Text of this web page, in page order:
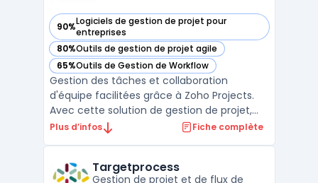
90%Logiciels de gestion de projet pour
entreprises
— voir Zoho Projects dans cette catégorie
80%Outils de gestion de projet agile
— voir Zoho Projects dans cette catégorie
65%Outils de Gestion de Workflow
— voir Zoho Projects dans cette catégorie
Gestion des tâches et collaboration
d'équipe facilitées grâce à Zoho Projects.
Avec cette solution de gestion de projet,
organisez vos tâches, discutez
temps réel. Profitez d'une vue d'ensemble
Plus d’infos Fiche complète
Targetprocess
Gestion de projet et de flux de